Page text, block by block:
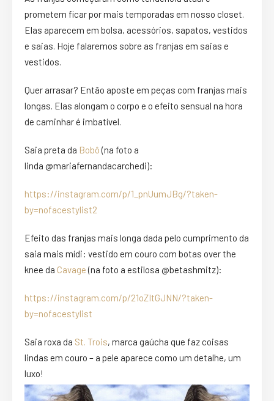
prometem ficar por mais temporadas em nosso closet.
Elas aparecem em bolsa, acessórios, sapatos, vestidos
e saias. Hoje falaremos sobre as franjas em saias e
vestidos.
Quer arrasar? Então aposte em peças com franjas mais
longas. Elas alongam o corpo e o efeito sensual na hora
de caminhar é imbatível.
Saia preta da Bobô(na foto a
linda @mariafernandacarchedi):
https://instagram.com/p/1_pnUumJBg/?taken-
by=nofacestylist2
Efeito das franjas mais longa dada pelo cumprimento da
saia mais mídi: vestido em couro com botas over the
knee da Cavage(na foto a estilosa @betashmitz):
https://instagram.com/p/21oZItGJNN/?taken-
by=nofacestylist
Saia roxa da St. Trois, marca gaúcha que faz coisas
lindas em couro – a pele aparece como um detalhe, um
luxo!